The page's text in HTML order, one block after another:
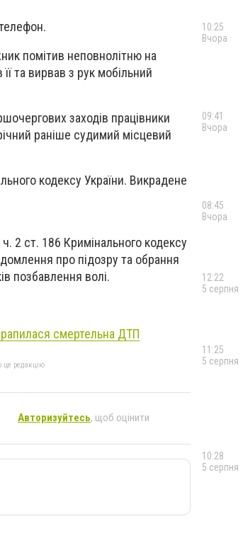
помітив неповнолітню на
та вирвав з рук мобільний
заходів працівники
раніше судимий місцевий
кодексу України. Викрадене
2 ст. 186 Кримінального кодексу
про підозру та обрання
позбавлення волі.
смертельна ДТП
це редакцію
Авторизуйтесь, щоб оцінити
10:25
Вчора
09:41
Вчора
08:45
Вчора
12:22
5 серпня
11:25
5 серпня
10:28
5 серпня